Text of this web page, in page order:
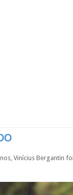
anos, Vinícius